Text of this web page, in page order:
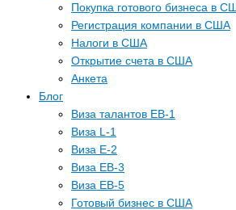
Покупка готового бизнеса в
Регистрация компании в США
Налоги в США
Открытие счета в США
Анкета
Блог
Виза талантов EB-1
Виза L-1
Виза E-2
Виза EB-3
Виза EB-5
Готовый бизнес в США